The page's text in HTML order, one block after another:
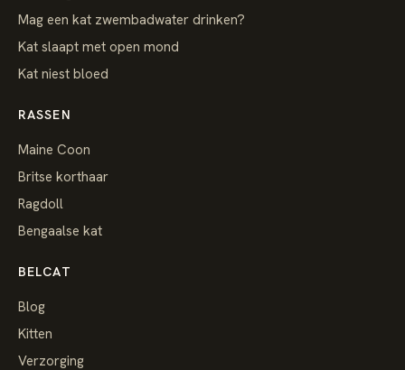
Mag een kat zwembadwater drinken?
Kat slaapt met open mond
Kat niest bloed
RASSEN
Maine Coon
Britse korthaar
Ragdoll
Bengaalse kat
BELCAT
Blog
Kitten
Verzorging